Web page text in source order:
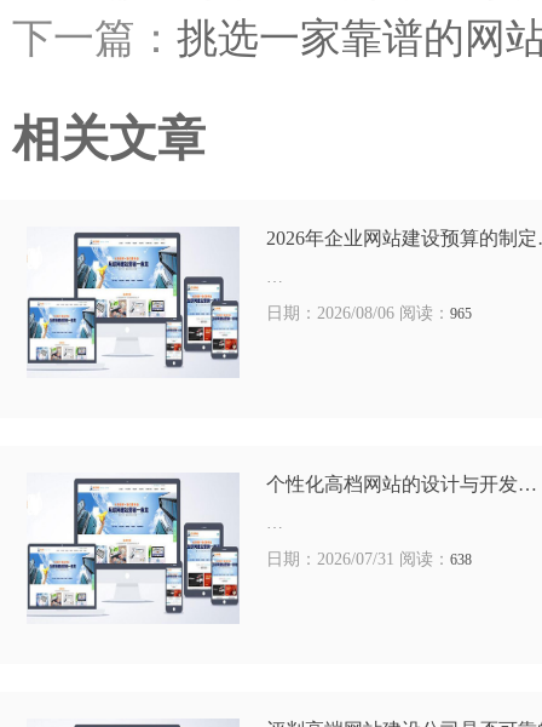
下一篇： 挑选一家靠谱的网
相关文章
2026年企业网站建设预算的制
…
日期：2026/08/06 阅读： 965
个性化高档网站的设计与开发…
…
日期：2026/07/31 阅读： 638